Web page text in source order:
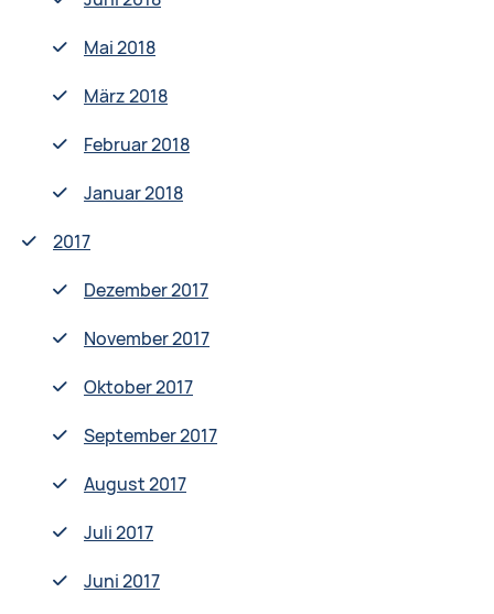
Mai 2018
März 2018
Februar 2018
Januar 2018
2017
Dezember 2017
November 2017
Oktober 2017
September 2017
August 2017
Juli 2017
Juni 2017